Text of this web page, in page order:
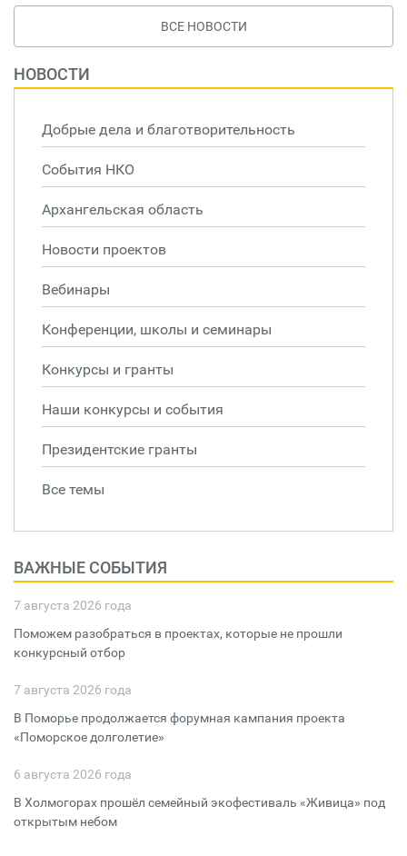
ВСЕ НОВОСТИ
НОВОСТИ
Добрые дела и благотворительность
События НКО
Архангельская область
Новости проектов
Вебинары
Конференции, школы и семинары
Конкурсы и гранты
Наши конкурсы и события
Президентские гранты
Все темы
ВАЖНЫЕ СОБЫТИЯ
7 августа 2026 года
Поможем разобраться в проектах, которые не прошли
конкурсный отбор
7 августа 2026 года
В Поморье продолжается форумная кампания проекта
«Поморское долголетие»
6 августа 2026 года
В Холмогорах прошёл семейный экофестиваль «Живица» под
открытым небом